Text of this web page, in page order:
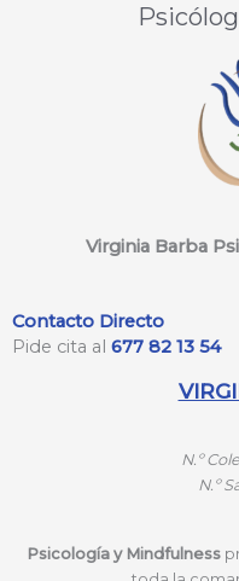
Virginia Barba
Contacto Directo
Pide cita al 677 82 13 54
N.º
N.º
Psicología y Mindfulness